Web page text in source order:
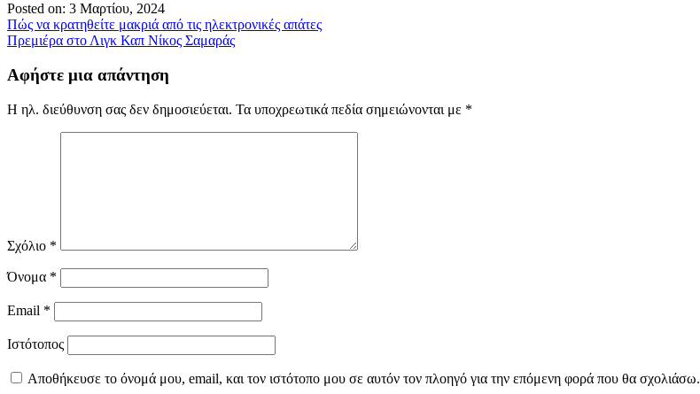
Posted on: 3 Μαρτίου, 2024
Πλοήγηση
άρθρων
Πώς να κρατηθείτε μακριά από τις ηλεκτρονικές απάτες
Πρεμιέρα στο Λιγκ Καπ Νίκος Σαμαράς
Αφήστε μια απάντηση
Η ηλ. διεύθυνση σας δεν δημοσιεύεται. Τα υποχρεωτικά πεδία σημειώνονται με *
Σχόλιο *
Όνομα *
Email *
Ιστότοπος
Αποθήκευσε το όνομά μου, email, και τον ιστότοπο μου σε αυτόν τον πλοηγό για την επόμενη φορά που θα σχολιάσω.